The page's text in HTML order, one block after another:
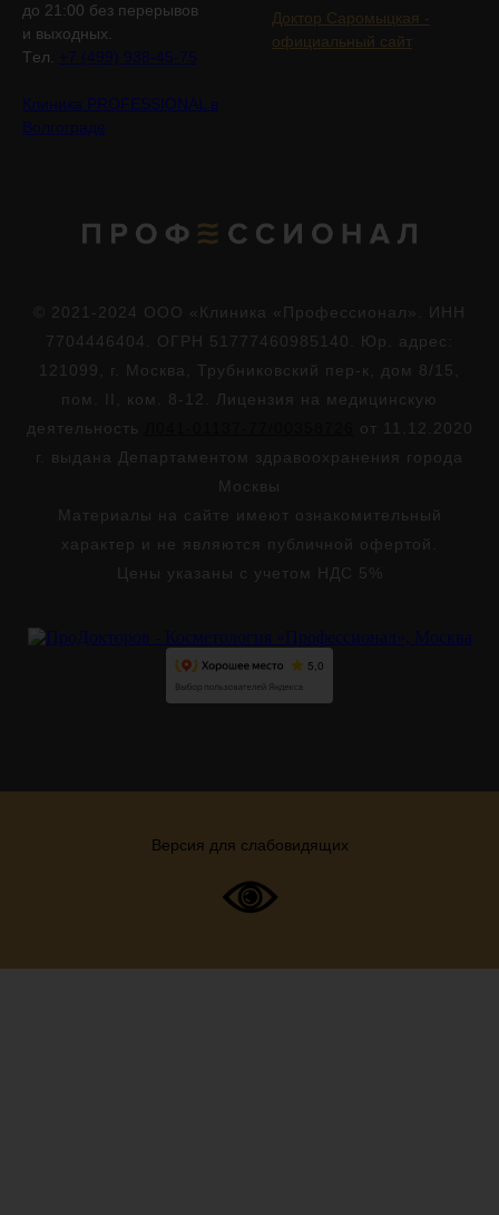
до 21:00 без перерывов
и выходных.
Tел. +7 (499) 938-45-75
Клиника PROFESSIONAL в
Волгограде
Доктор Саромыцкая -
официальный сайт
© 2021-2024 ООО «Клиника «Профессионал». ИНН
7704446404. ОГРН 51777460985140. Юр. адрес:
121099, г. Москва, Трубниковский пер-к, дом 8/15,
пом. II, ком. 8-12. Лицензия на медицинскую
деятельность
от 11.12.2020
г. выдана Департаментом здравоохранения города
Москвы
Материалы на сайте имеют ознакомительный
характер и не являются публичной офертой.
Цены указаны с учетом НДС 5%
Версия для слабовидящих